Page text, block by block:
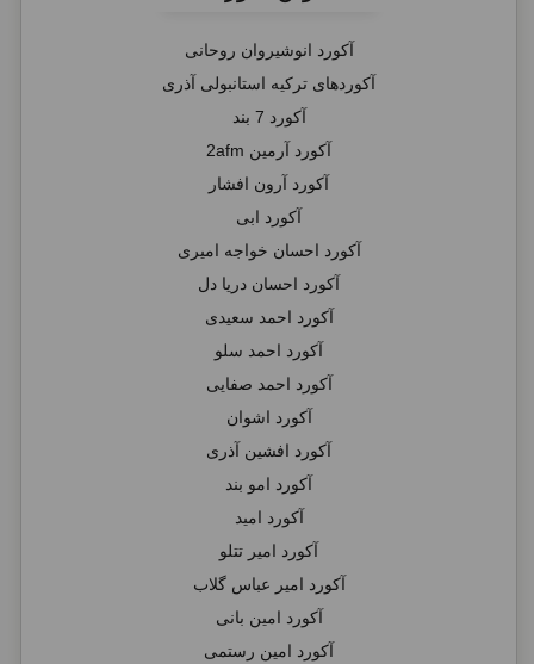
آکورد انوشیروان روحانی
آکوردهای ترکیه استانبولی آذری
آکورد 7 بند
آکورد آرمین 2afm
آکورد آرون افشار
آکورد ابی
آکورد احسان خواجه امیری
آکورد احسان دریا دل
آکورد احمد سعیدی
آکورد احمد سلو
آکورد احمد صفایی
آکورد اشوان
آکورد افشین آذری
آکورد امو بند
آکورد امید
آکورد امیر تتلو
آکورد امیر عباس گلاب
آکورد امین بانی
آکورد امین رستمی